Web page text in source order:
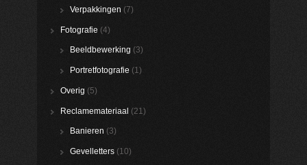
Verpakkingen (7)
Fotografie (4)
Beeldbewerking (3)
Portretfotografie (1)
Overig (5)
Reclamemateriaal (21)
Banieren (3)
Gevelletters (10)